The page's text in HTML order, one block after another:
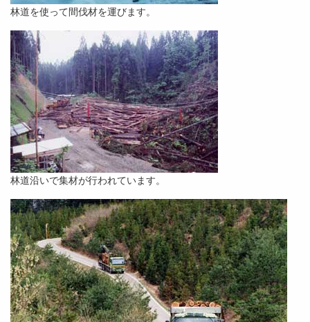
林道を使って間伐材を運びます。
林道沿いで集材が行われています。